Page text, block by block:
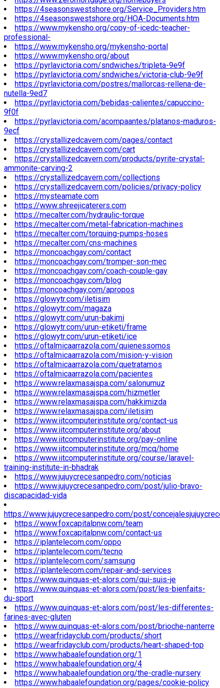
https://4seasonswestshore.org/Service_Providers.htm
https://4seasonswestshore.org/HOA-Documents.htm
https://www.mykensho.org/copy-of-icedc-teacher-
professional-
https://www.mykensho.org/mykensho-portal
https://www.mykensho.org/about
https://pyrlavictoria.com/sndwiches/tripleta-9e9f
https://pyrlavictoria.com/sndwiches/victoria-club-9e9f
https://pyrlavictoria.com/postres/mallorcas-rellena-de-
nutella-9ed7
https://pyrlavictoria.com/bebidas-calientes/capuccino-
9f0f
https://pyrlavictoria.com/acompaantes/platanos-maduros-
9ecf
https://crystallizedcavern.com/pages/contact
https://crystallizedcavern.com/cart
https://crystallizedcavern.com/products/pyrite-crystal-
ammonite-carving-2
https://crystallizedcavern.com/collections
https://crystallizedcavern.com/policies/privacy-policy
https://mysteamate.com
https://www.shreejicaterers.com
https://mecalter.com/hydraulic-torque
https://mecalter.com/metal-fabrication-machines
https://mecalter.com/torquing-pumps-hoses
https://mecalter.com/cns-machines
https://moncoachgay.com/contact
https://moncoachgay.com/tromper-son-mec
https://moncoachgay.com/coach-couple-gay
https://moncoachgay.com/blog
https://moncoachgay.com/apropos
https://glowytr.com/iletisim
https://glowytr.com/magaza
https://glowytr.com/urun-bakimi
https://glowytr.com/urun-etiketi/frame
https://glowytr.com/urun-etiketi/ice
https://oftalmicaarrazola.com/quienessomos
https://oftalmicaarrazola.com/mision-y-vision
https://oftalmicaarrazola.com/quetratamos
https://oftalmicaarrazola.com/pacientes
https://www.relaxmasajspa.com/salonumuz
https://www.relaxmasajspa.com/hizmetler
https://www.relaxmasajspa.com/hakkimizda
https://www.relaxmasajspa.com/iletisim
https://www.iitcomputerinstitute.org/contact-us
https://www.iitcomputerinstitute.org/about
https://www.iitcomputerinstitute.org/pay-online
https://www.iitcomputerinstitute.org/mcq/home
https://www.iitcomputerinstitute.org/course/laravel-
training-institute-in-bhadrak
https://www.jujuycrecesanpedro.com/noticias
https://www.jujuycrecesanpedro.com/post/julio-bravo-
discapacidad-vida
https://www.jujuycrecesanpedro.com/post/
https://www.foxcapitalpnw.com/team
https://www.foxcapitalpnw.com/contact-us
https://iplantelecom.com/oppo
https://iplantelecom.com/tecno
https://iplantelecom.com/samsung
https://iplantelecom.com/repair-and-services
https://www.quinquas-et-alors.com/qui-suis-je
https://www.quinquas-et-alors.com/post/les-bienfaits-
du-sport
https://www.quinquas-et-alors.com/post/les-differentes-
farines-avec-gluten
https://www.quinquas-et-alors.com/post/brioche-nanterre
https://wearfridayclub.com/products/short
https://wearfridayclub.com/products/heart-shaped-top
https://www.habaalefoundation.org/1
https://www.habaalefoundation.org/4
https://www.habaalefoundation.org/the-cradle-nursery
https://www.habaalefoundation.org/pages/cookie-policy